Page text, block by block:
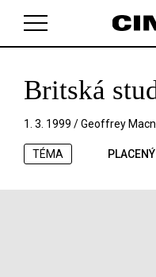
V
Britská
1. 3. 1999 /Geoffrey
TÉMA PLACENÝ